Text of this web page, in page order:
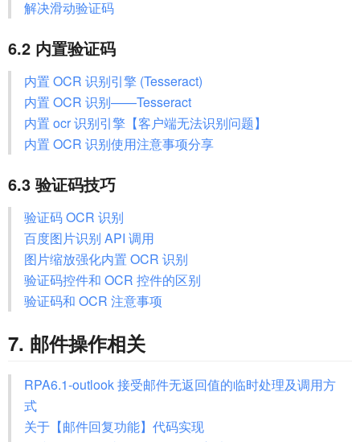
解决滑动验证码
6.2 内置验证码
内置 OCR 识别引擎 (Tesseract)
内置 OCR 识别——Tesseract
内置 ocr 识别引擎【客户端无法识别问题】
内置 OCR 识别使用注意事项分享
6.3 验证码技巧
验证码 OCR 识别
百度图片识别 API 调用
图片缩放强化内置 OCR 识别
验证码控件和 OCR 控件的区别
验证码和 OCR 注意事项
7. 邮件操作相关
RPA6.1-outlook 接受邮件无返回值的临时处理及调用方
式
关于【邮件回复功能】代码实现